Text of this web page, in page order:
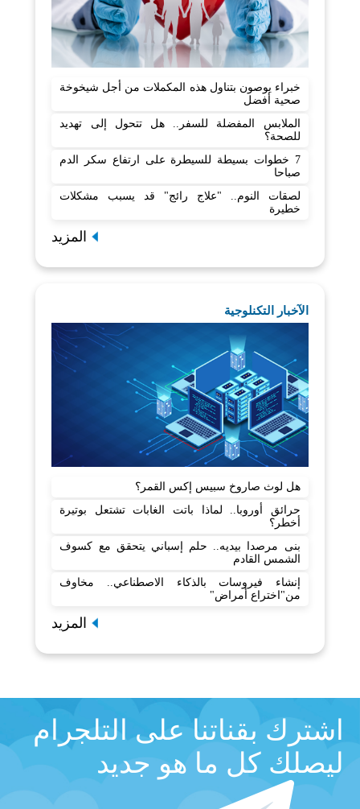
خبراء يوصون بتناول هذه المكملات من أجل شيخوخة
صحية أفضل
الملابس المفضلة للسفر.. هل تتحول إلى تهديد
للصحة؟
7 خطوات بسيطة للسيطرة على ارتفاع سكر الدم
صباحا
لصقات النوم.. "علاج رائج" قد يسبب مشكلات
خطيرة
المزيد
الآخبار التكنلوجية
هل لوث صاروخ سبيس إكس القمر؟
حرائق أوروبا.. لماذا باتت الغابات تشتعل بوتيرة
أخطر؟
بنى مرصدا بيديه.. حلم إسباني يتحقق مع كسوف
الشمس القادم
إنشاء فيروسات بالذكاء الاصطناعي.. مخاوف
من"اختراع أمراض"
المزيد
اشترك بقناتنا على التلجرام
ليصلك كل ما هو جديد